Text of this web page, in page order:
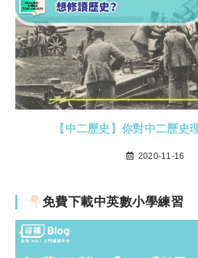
【中二歷史】你對中二歷史
2020-11-16
免費下載中英數小學練習